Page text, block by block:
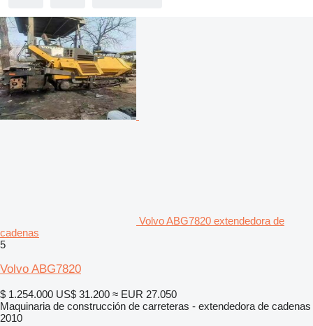
Volvo ABG7820 extendedora de
cadenas
5
Volvo ABG7820
$ 1.254.000 US$ 31.200 ≈ EUR 27.050
Maquinaria de construcción de carreteras - extendedora de cadenas
2010